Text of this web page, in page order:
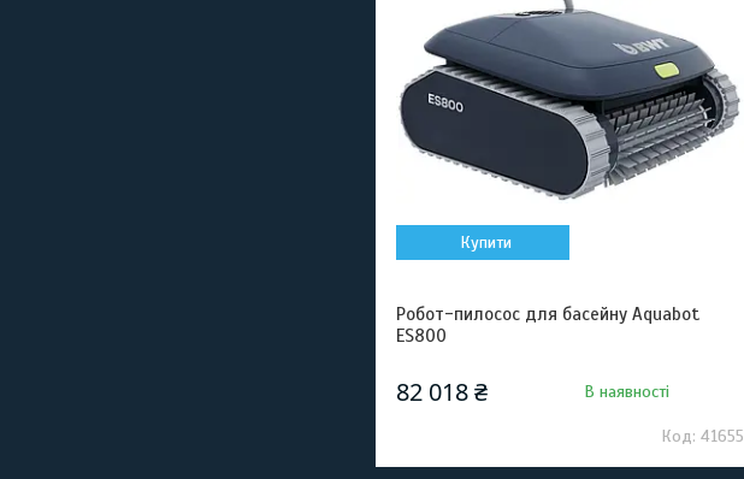
Купити
Робот-пилосос для басейну Aquabot
ES800
82 018 ₴ В наявності
41655